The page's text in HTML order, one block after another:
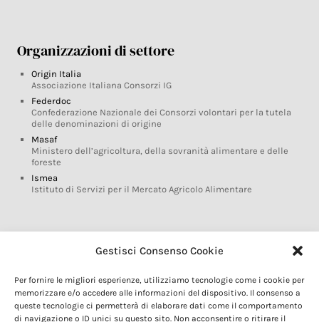
Gestisci Consenso Cookie
Per fornire le migliori esperienze, utilizziamo tecnologie come i cookie per
memorizzare e/o accedere alle informazioni del dispositivo. Il consenso a
queste tecnologie ci permetterà di elaborare dati come il comportamento
di navigazione o ID unici su questo sito. Non acconsentire o ritirare il
Organizzazioni di settore
Origin Italia
Associazione Italiana Consorzi IG
Federdoc
Confederazione Nazionale dei Consorzi volontari per la tutela
delle denominazioni di origine
Masaf
Ministero dell’agricoltura, della sovranità alimentare e delle
foreste
Ismea
Istituto di Servizi per il Mercato Agricolo Alimentare
Glossario DOP IGP
Marchi DOP IGP
Normativa prodotti DOP IGP
Consorzi di Tutela